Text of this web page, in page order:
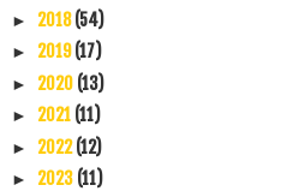
► 2018(54)
► 2019(17)
► 2020 (13)
► 2021 (11)
► 2022(12)
► 2023 (11)